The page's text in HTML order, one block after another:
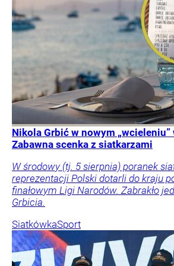
Nikola Grbić w nowym „wcieleniu”
Zabawna scenka z siatkarzami
W środowy (tj. 5 sierpnia) poranek
reprezentacji Polski dotarli do kraju
finałowym Ligi Narodów. Zabrakło
Grbicia.
SiatkówkaSport